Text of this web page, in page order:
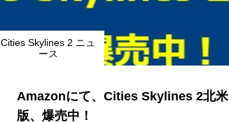
Cities Skylines 2 ニュ
ース
Amazonにて、Cities Skylines 2北米
版、爆売中！